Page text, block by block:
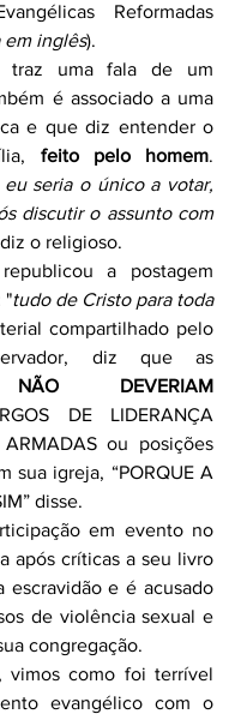
Reformadas
em inglês).
traz uma fala de um
é associado a uma
e que diz entender o
feito pelo homem.
eu seria o único a votar,
discutir o assunto com
o religioso.
a postagem
"tudo de Cristo para toda
compartilhado pelo
diz que as
NÃO DEVERIAM
DE LIDERANÇA
ARMADAS ou posições
sua igreja, “PORQUE A
disse.
em evento no
após críticas a seu livro
escravidão e é acusado
de violência sexual e
congregação.
vimos como foi terrível
evangélico com o